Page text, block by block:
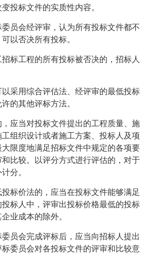
投标文件的实质性内容。
员会经评审，认为所有投标文件都不
以否决所有投标。
标工程的所有投标被否决的，招标人
采用综合评估法、经评审的最低投标
的其他评标方法。
应当对投标文件提出的工程质量、施
组织设计或者施工方案、投标人及项
限度地满足招标文件中规定的各项要
比较。以评分方式进行评估的，对于
分。
标价法的，应当在投标文件能够满足
标人中，评审出投标价格最低的投标
业成本的除外。
员会完成评标后，应当向招标人提出
委员会对各投标文件的评审和比较意